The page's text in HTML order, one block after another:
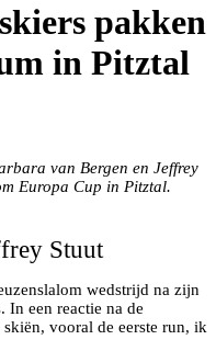
pakken
in Pitztal
Europa Cup na
van Bergen en Jeffrey
Europa Cup in Pitztal.
Stuut
wedstrijd na zijn
In een reactie na de
vooral de eerste run, ik